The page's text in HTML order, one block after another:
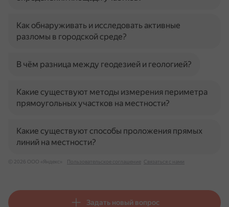
Как обнаруживать и исследовать активные
разломы в городской среде?
В чём разница между геодезией и геологией?
Какие существуют методы измерения периметра
прямоугольных участков на местности?
Какие существуют способы проложения прямых
линий на местности?
© 2026 ООО «Яндекс» Пользовательское соглашение Связаться с нами
Задать новый вопрос